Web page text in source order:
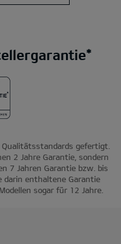
Qualitätsstandards gefertigt.
2 Jahre Garantie, sondern
7 Jahren Garantie bzw. bis
darin enthaltene Garantie
sogar für 12 Jahre.